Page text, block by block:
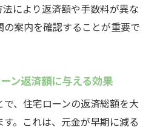
により返済額や手数料が異な
案内を確認することが重要で
ン返済額に与える効果
、住宅ローンの返済総額を大
。これは、元金が早期に減る